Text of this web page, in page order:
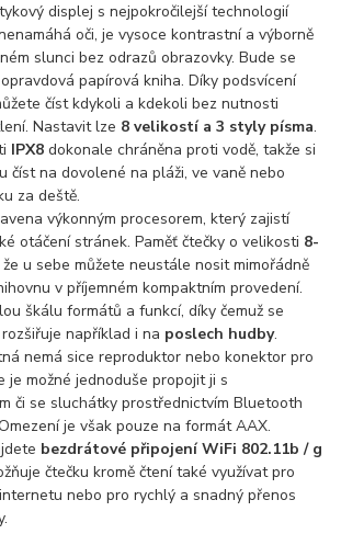
displej s nejpokročilejší technologií
oči, je vysoce kontrastní a výborně
slunci bez odrazů obrazovky. Bude se
papírová kniha. Díky podsvícení
číst kdykoli a kdekoli bez nutnosti
Nastavit lze 8 velikostí a 3 styly písma.
IPX8 dokonale chráněna proti vodě, takže si
číst na dovolené na pláži, ve vaně nebo
za deště.
výkonným procesorem, který zajistí
otáčení stránek. Paměť čtečky o velikosti 8-
že u sebe můžete neustále nosit mimořádně
v příjemném kompaktním provedení.
škálu formátů a funkcí, díky čemuž se
například i na poslech hudby.
nemá sice reproduktor nebo konektor pro
je možné jednoduše propojit ji s
či se sluchátky prostřednictvím Bluetooth
je však pouze na formát AAX.
bezdrátové připojení WiFi 802.11b / g
čtečku kromě čtení také využívat pro
nebo pro rychlý a snadný přenos